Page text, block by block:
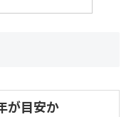
が目安か